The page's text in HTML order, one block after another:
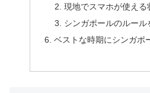
現地でスマホが使える
シンガポールのルール
ベストな時期にシンガポ